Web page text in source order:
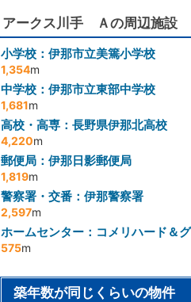
アークス川手 Ａの周辺施設
小学校：伊那市立美篶小学校
1,354m
中学校：伊那市立東部中学校
1,681m
高校・高専：長野県伊那北高校
4,220m
郵便局：伊那日影郵便局
1,819m
警察署・交番：伊那警察署
2,597m
ホームセンター：コメリハード＆
575m
築年数が同じくらいの物件